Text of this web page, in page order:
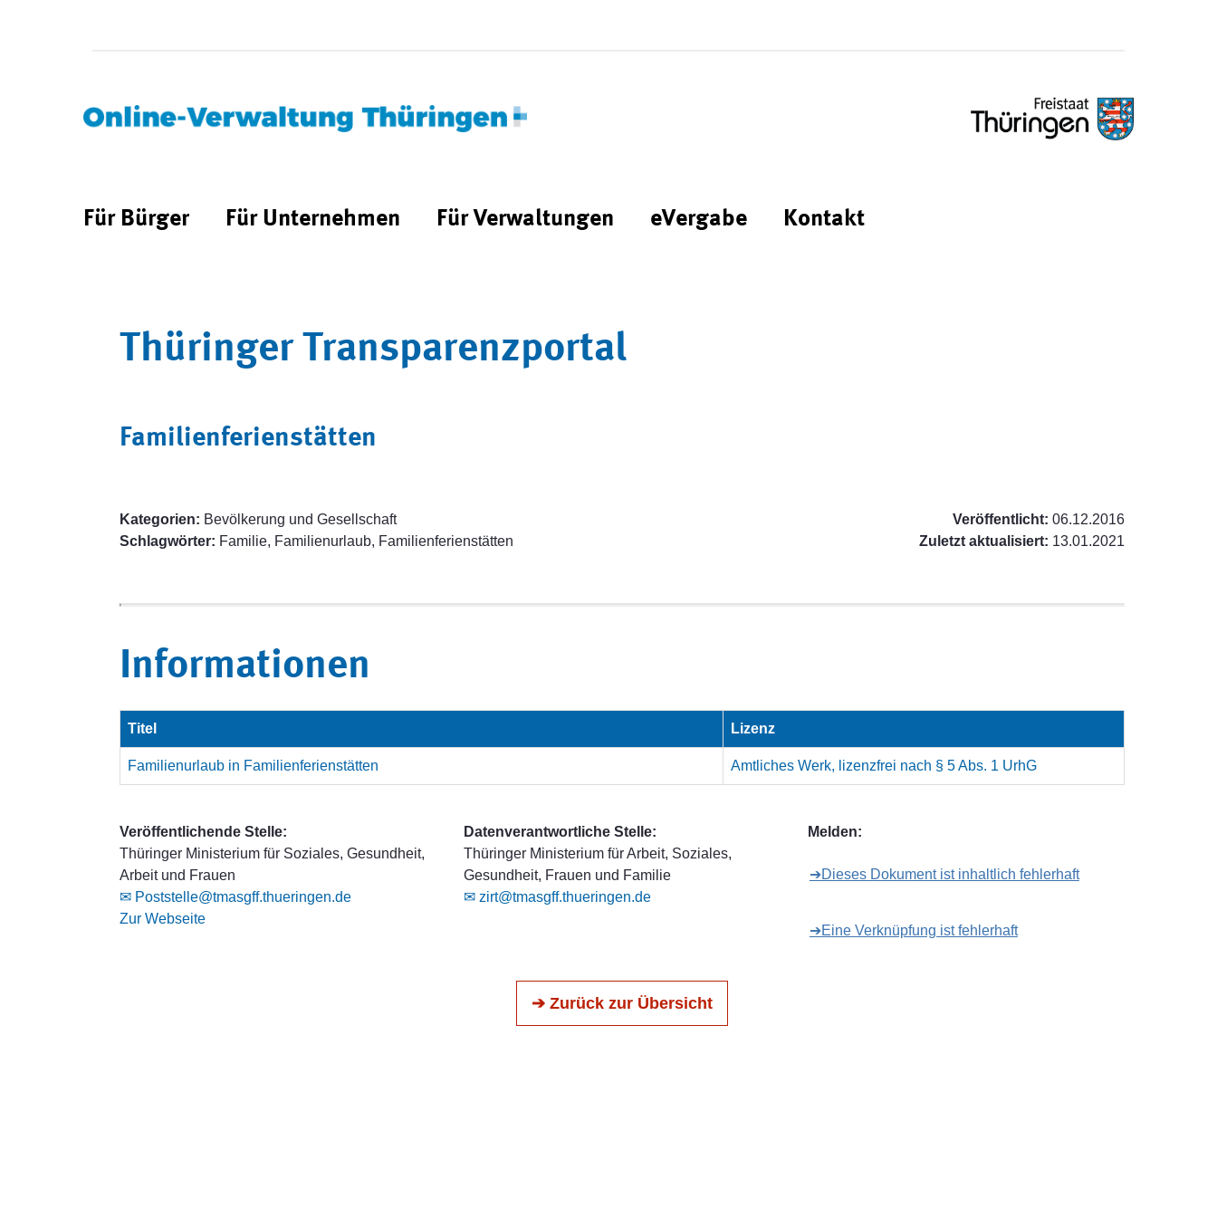
Für Bürger Für Unternehmen Für Verwaltungen eVergabe Kontakt
Thüringer Transparenzportal
Familienferienstätten
Kategorien: Bevölkerung und Gesellschaft
Schlagwörter: Familie, Familienurlaub, Familienferienstätten
Veröffentlicht: 06.12.2016
Zuletzt aktualisiert: 13.01.2021
Informationen
Titel Lizenz
Familienurlaub in Familienferienstätten Amtliches Werk, lizenzfrei nach § 5 Abs. 1 UrhG
Veröffentlichende Stelle:
Thüringer Ministerium für Soziales, Gesundheit,
Arbeit und Frauen
✉ Poststelle@tmasgff.thueringen.de
Zur Webseite
Datenverantwortliche Stelle:
Thüringer Ministerium für Arbeit, Soziales,
Gesundheit, Frauen und Familie
✉ zirt@tmasgff.thueringen.de
Melden:
➔Dieses Dokument ist inhaltlich fehlerhaft
➔Eine Verknüpfung ist fehlerhaft
➔ Zurück zur Übersicht